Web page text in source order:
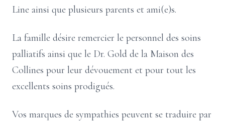
Line ainsi que plusieurs parents et ami(e)s.
La famille désire remercier le personnel des soins
palliatifs ainsi que le Dr. Gold de la Maison des
Collines pour leur dévouement et pour tout les
excellents soins prodigués.
Vos marques de sympathies peuvent se traduire par